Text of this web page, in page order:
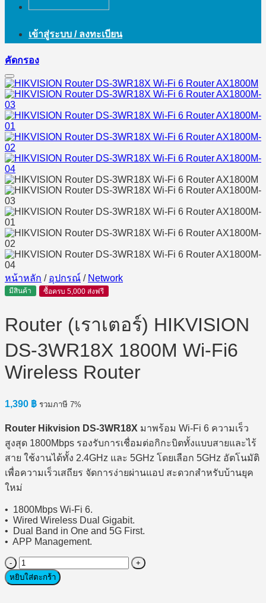
เข้าสู่ระบบ / ลงทะเบียน
คัดกรอง
หน้าหลัก / อุปกรณ์ / Network
มีสินค้า ซื้อครบ 5,000 ส่งฟรี
Router (เราเตอร์) HIKVISION
DS-3WR18X 1800M Wi-Fi6
Wireless Router
1,390 ฿ รวมภาษี 7%
Router Hikvision DS-3WR18X มาพร้อม Wi-Fi 6 ความเร็ว
สูงสุด 1800Mbps รองรับการเชื่อมต่อกิกะบิตทั้งแบบสายและไร้
สาย ใช้งานได้ทั้ง 2.4GHz และ 5GHz โดยเลือก 5GHz อัตโนมัติ
เพื่อความเร็วเสถียร จัดการง่ายผ่านแอป สะดวกสำหรับบ้านยุค
ใหม่
• 1800Mbps Wi-Fi 6.
• Wired Wireless Dual Gigabit.
• Dual Band in One and 5G First.
• APP Management.
จำนวน
Router
หยิบใส่ตะกร้า